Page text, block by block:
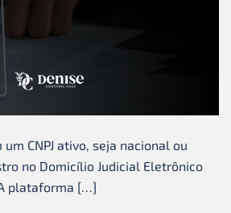
CNPJ ativo, seja nacional ou
no Domicílio Judicial Eletrônico
plataforma […]